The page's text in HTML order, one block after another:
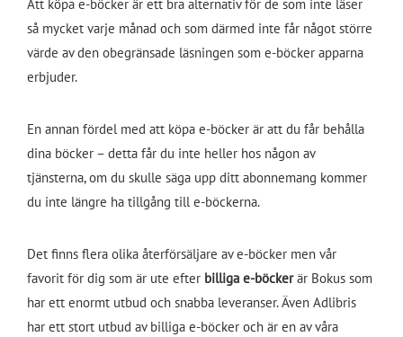
Att köpa e-böcker är ett bra alternativ för de som inte läser
så mycket varje månad och som därmed inte får något större
värde av den obegränsade läsningen som e-böcker apparna
erbjuder.
En annan fördel med att köpa e-böcker är att du får behålla
dina böcker – detta får du inte heller hos någon av
tjänsterna, om du skulle säga upp ditt abonnemang kommer
du inte längre ha tillgång till e-böckerna.
Det finns flera olika återförsäljare av e-böcker men vår
favorit för dig som är ute efter billiga e-böckerär Bokus som
har ett enormt utbud och snabba leveranser. Även Adlibris
har ett stort utbud av billiga e-böcker och är en av våra